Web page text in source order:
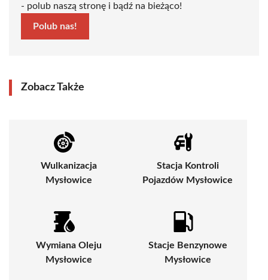
- polub naszą stronę i bądź na bieżąco!
Polub nas!
Zobacz Także
Wulkanizacja
Mysłowice
Stacja Kontroli
Pojazdów Mysłowice
Wymiana Oleju
Mysłowice
Stacje Benzynowe
Mysłowice